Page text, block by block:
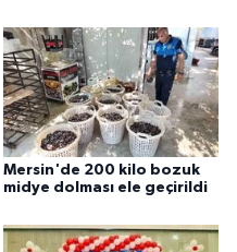
Mersin'de 200 kilo bozuk
midye dolması ele geçirildi